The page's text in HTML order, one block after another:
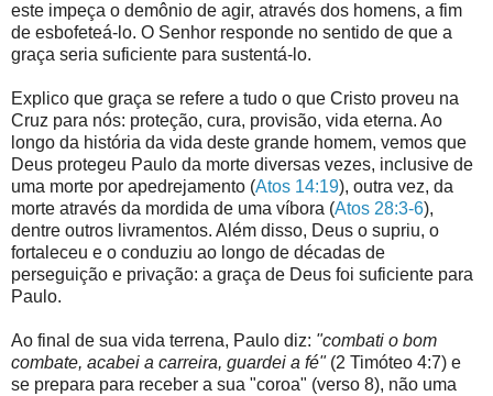
este impeça o demônio de agir, através dos homens, a fim
de esbofeteá-lo. O Senhor responde no sentido de que a
graça seria suficiente para sustentá-lo.
Explico que graça se refere a tudo o que Cristo proveu na
Cruz para nós: proteção, cura, provisão, vida eterna. Ao
longo da história da vida deste grande homem, vemos que
Deus protegeu Paulo da morte diversas vezes, inclusive de
uma morte por apedrejamento (Atos 14:19), outra vez, da
morte através da mordida de uma víbora (Atos 28:3-6),
dentre outros livramentos. Além disso, Deus o supriu, o
fortaleceu e o conduziu ao longo de décadas de
perseguição e privação: a graça de Deus foi suficiente para
Paulo.
Ao final de sua vida terrena, Paulo diz: "combati o bom
combate, acabei a carreira, guardei a fé"(2 Timóteo 4:7) e
se prepara para receber a sua "coroa" (verso 8), não uma